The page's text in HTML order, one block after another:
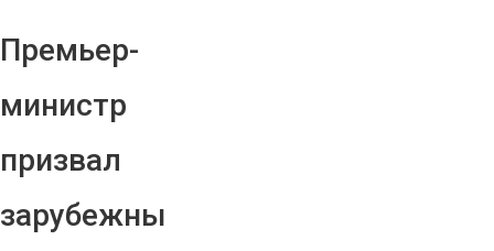
Премьер-
министр
призвал
зарубежны